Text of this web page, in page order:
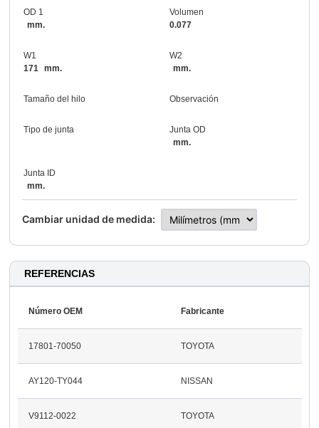
OD 1
mm.
Volumen
0.077
W1
171
mm.
W2
mm.
Tamaño del hilo Observación
Tipo de junta
Junta OD
mm.
Junta ID
mm.
Cambiar unidad de medida:
REFERENCIAS
Número OEM Fabricante
17801-70050 TOYOTA
AY120-TY044 NISSAN
V9112-0022 TOYOTA